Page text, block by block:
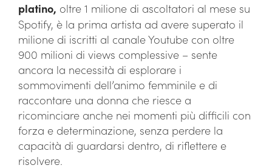
platino, oltre 1 milione di ascoltatori al mese su
Spotify, è la prima artista ad avere superato il
milione di iscritti al canale Youtube con oltre
900 milioni di views complessive – sente
ancora la necessità di esplorare i
sommovimenti dell’animo femminile e di
raccontare una donna che riesce a
ricominciare anche nei momenti più difficili con
forza e determinazione, senza perdere la
capacità di guardarsi dentro, di riflettere e
risolvere.